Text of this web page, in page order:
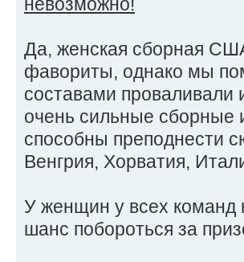
Да, женская сборная
фавориты, однако мы
составами
очень сильные сборные
способны преподнести
Венгрия, Хорватия,
У женщин у всех команд
шанс побороться за